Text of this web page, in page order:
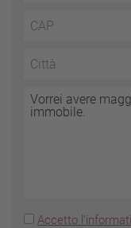
Accetto